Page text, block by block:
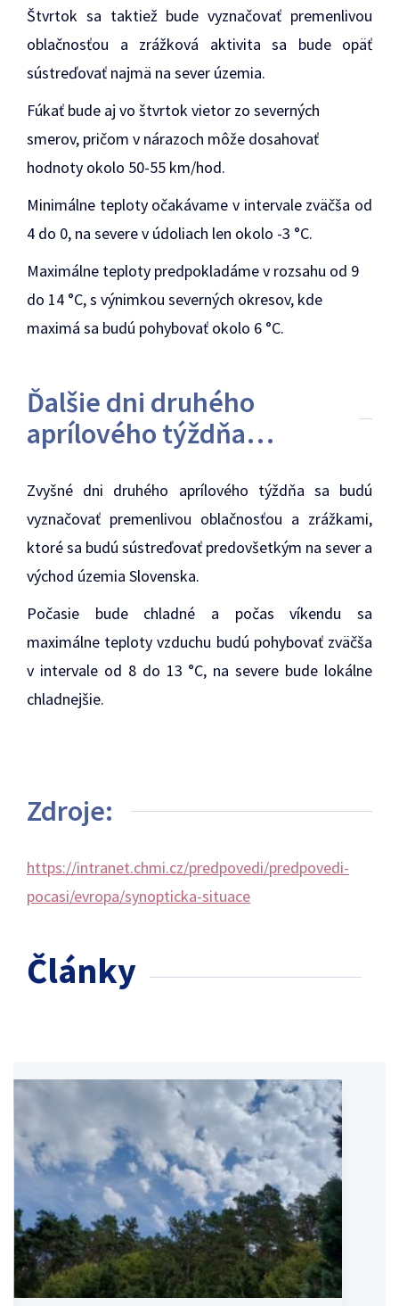
Štvrtok sa taktiež bude vyznačovať premenlivou
oblačnosťou a zrážková aktivita sa bude opäť
sústreďovať najmä na sever územia.
Fúkať bude aj vo štvrtok vietor zo severných
smerov, pričom v nárazoch môže dosahovať
hodnoty okolo 50-55 km/hod.
Minimálne teploty očakávame v intervale zväčša od
4 do 0, na severe v údoliach len okolo -3 °C.
Maximálne teploty predpokladáme v rozsahu od 9
do 14 °C, s výnimkou severných okresov, kde
maximá sa budú pohybovať okolo 6 °C.
Ďalšie dni druhého
aprílového týždňa…
Zvyšné dni druhého aprílového týždňa sa budú
vyznačovať premenlivou oblačnosťou a zrážkami,
ktoré sa budú sústreďovať predovšetkým na sever a
východ územia Slovenska.
Počasie bude chladné a počas víkendu sa
maximálne teploty vzduchu budú pohybovať zväčša
v intervale od 8 do 13 °C, na severe bude lokálne
chladnejšie.
Zdroje:
https://intranet.chmi.cz/predpovedi/predpovedi-
pocasi/evropa/synopticka-situace
Články